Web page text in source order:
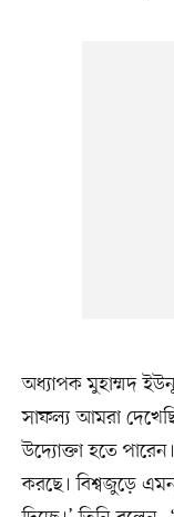
অধ্যাপক মুহাম্মদ
সাফল্য আমরা
উদ্যোক্তা হতে
করছে। বিশ্বজুড়ে